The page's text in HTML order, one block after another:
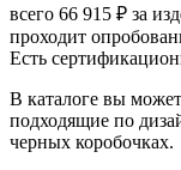
всего 66 915 ₽ за
проходит
Есть
В каталоге вы
подходящие по
черных коробочках.